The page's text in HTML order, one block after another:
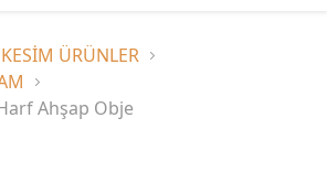
ÜRÜNLER
Ahşap Obje